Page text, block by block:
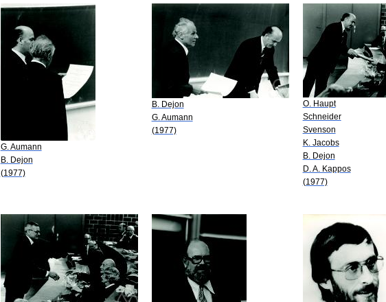
G. Aumann
B. Dejon
(1977)
B. Dejon
G. Aumann
(1977)
O. Haupt
Schneider
Svenson
K. Jacobs
B. Dejon
D. A. Kappos
(1977)